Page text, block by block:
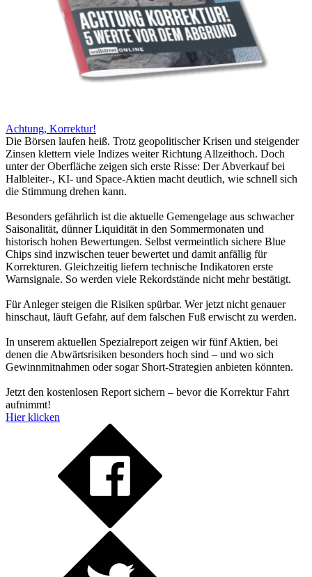
Achtung, Korrektur!
Die Börsen laufen heiß. Trotz geopolitischer Krisen und steigender
Zinsen klettern viele Indizes weiter Richtung Allzeithoch. Doch
unter der Oberfläche zeigen sich erste Risse: Der Abverkauf bei
Halbleiter-, KI- und Space-Aktien macht deutlich, wie schnell sich
die Stimmung drehen kann.
Besonders gefährlich ist die aktuelle Gemengelage aus schwacher
Saisonalität, dünner Liquidität in den Sommermonaten und
historisch hohen Bewertungen. Selbst vermeintlich sichere Blue
Chips sind inzwischen teuer bewertet und damit anfällig für
Korrekturen. Gleichzeitig liefern technische Indikatoren erste
Warnsignale. So werden viele Rekordstände nicht mehr bestätigt.
Für Anleger steigen die Risiken spürbar. Wer jetzt nicht genauer
hinschaut, läuft Gefahr, auf dem falschen Fuß erwischt zu werden.
In unserem aktuellen Spezialreport zeigen wir fünf Aktien, bei
denen die Abwärtsrisiken besonders hoch sind – und wo sich
Gewinnmitnahmen oder sogar Short-Strategien anbieten könnten.
Jetzt den kostenlosen Report sichern – bevor die Korrektur Fahrt
aufnimmt!
Hier klicken